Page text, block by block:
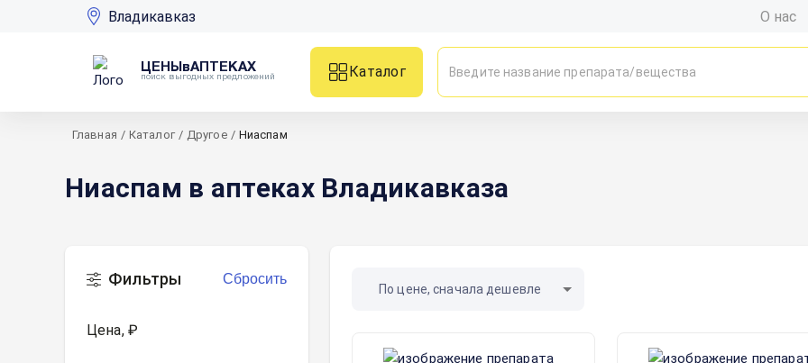
Владикавказ О нас
ЦЕНЫвАПТЕКАХ
поиск выгодных предложений
Каталог
Главная / Каталог / Другое / Ниаспам
Ниаспам в аптеках Владикавказа
Фильтры Сбросить
Цена, ₽
По цене, сначала дешевле